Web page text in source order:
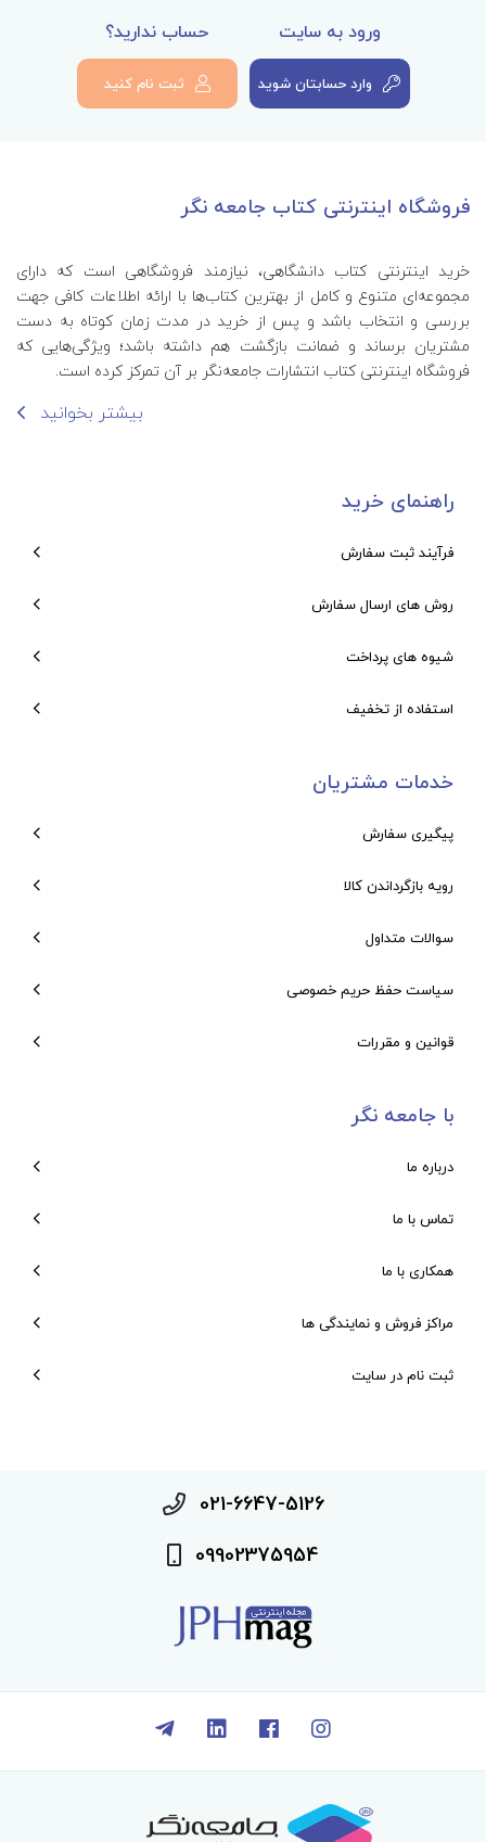
ورود به سایت
وارد حسابتان شوید
حساب ندارید؟
ثبت نام کنید
فروشگاه اینترنتی کتاب جامعه نگر
خرید اینترنتی کتاب‌ دانشگاهی، نیازمند فروشگاهی است که دارای
مجموعه‌ای متنوع و کامل از بهترین کتاب‌ها با ارائه اطلاعات کافی جهت
بررسی و انتخاب باشد و پس از خرید در مدت زمان کوتاه به دست
مشتریان برساند و ضمانت بازگشت هم داشته باشد؛ ویژگی‌هایی که
فروشگاه اینترنتی کتاب انتشارات جامعه‌نگر بر آن تمرکز کرده است.
بیشتر بخوانید
راهنمای خرید
فرآیند ثبت سفارش
روش های ارسال سفارش
شیوه های پرداخت
استفاده از تخفیف
خدمات مشتریان
پیگیری سفارش
رویه بازگرداندن کالا
سوالات متداول
سیاست حفظ حریم خصوصی
قوانین و مقررات
با جامعه نگر
درباره ما
تماس با ما
همکاری با ما
مراکز فروش و نمایندگی ها
ثبت نام در سایت
021-6647-5126
09902375954